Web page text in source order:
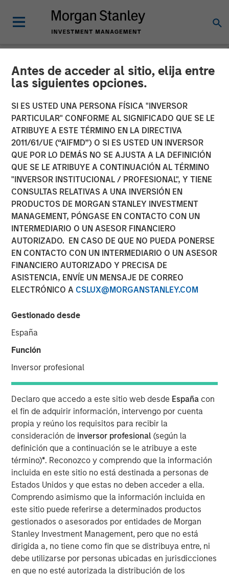
Antes de acceder al sitio, elija entre
las siguientes opciones.
SI ES USTED UNA PERSONA FÍSICA "INVERSOR
PARTICULAR" CONFORME AL SIGNIFICADO QUE SE LE
ATRIBUYE A ESTE TÉRMINO EN LA DIRECTIVA
2011/61/UE (“AIFMD”) O SI ES USTED UN INVERSOR
QUE POR LO DEMÁS NO SE AJUSTA A LA DEFINICIÓN
QUE SE LE ATRIBUYE A CONTINUACIÓN AL TÉRMINO
"INVERSOR INSTITUCIONAL / PROFESIONAL", Y TIENE
CONSULTAS RELATIVAS A UNA INVERSIÓN EN
PRODUCTOS DE MORGAN STANLEY INVESTMENT
MANAGEMENT, PÓNGASE EN CONTACTO CON UN
INTERMEDIARIO O UN ASESOR FINANCIERO
AUTORIZADO. EN CASO DE QUE NO PUEDA PONERSE
EN CONTACTO CON UN INTERMEDIARIO O UN ASESOR
FINANCIERO AUTORIZADO Y PRECISA DE
ASISTENCIA, ENVÍE UN MENSAJE DE CORREO
ELECTRÓNICO A CSLUX@MORGANSTANLEY.COM
Gestionado desde
España
Función
Inversor profesional
Declaro que accedo a este sitio web desde España con
el fin de adquirir información, intervengo por cuenta
propia y reúno los requisitos para recibir la
consideración de inversor profesional(según la
definición que a continuación se le atribuye a este
término)*. Reconozco y comprendo que la información
incluida en este sitio no está destinada a personas de
Estados Unidos y que estas no deben acceder a ella.
Comprendo asimismo que la información incluida en
este sitio puede referirse a determinados productos
gestionados o asesorados por entidades de Morgan
Stanley Investment Management, pero que no está
dirigida a, no tiene como fin que se distribuya entre, ni
debe utilizarse por personas ubicadas en jurisdicciones
en que no esté autorizada la distribución de los
CARON'S CORNER INSIGHTS
It Will All Come Out in the
Warsh
17 FEBRERO 2026
Jim Caron
Chief Investment Officer,
Portfolio Solutions Group
00:00
Chairman, eliciting a number of questions.
lower rates, inflation, and/or the balance sheet…?
that needs to be addressed is: Why was Warsh
selected?
If this were just about interest rate policy, then a
more dovish candidate could have been selected.
But Warsh is notably obscure about being a hawk or
a dove, so it’s not solely about rate policy.
So then what is it? Let’s get into it!
View Transcript
See below for important disclosures.
Portfolio Solutions Group